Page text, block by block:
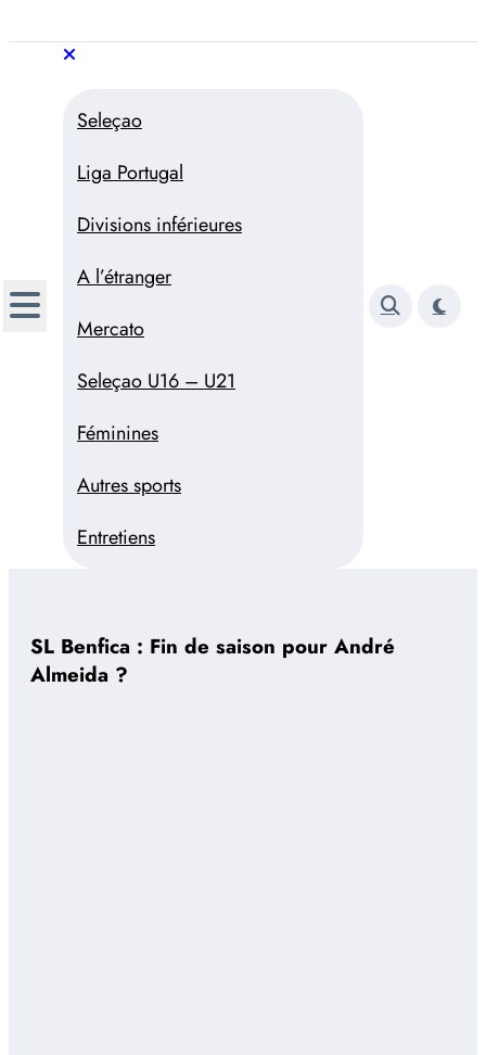
au
Trivela
L'actualité du football portugais
Seleçao
Liga Portugal
Divisions inférieures
A l’étranger
Mercato
Seleçao U16 – U21
Féminines
Autres sports
Entretiens
SL Benfica : Fin de saison pour André
Almeida ?